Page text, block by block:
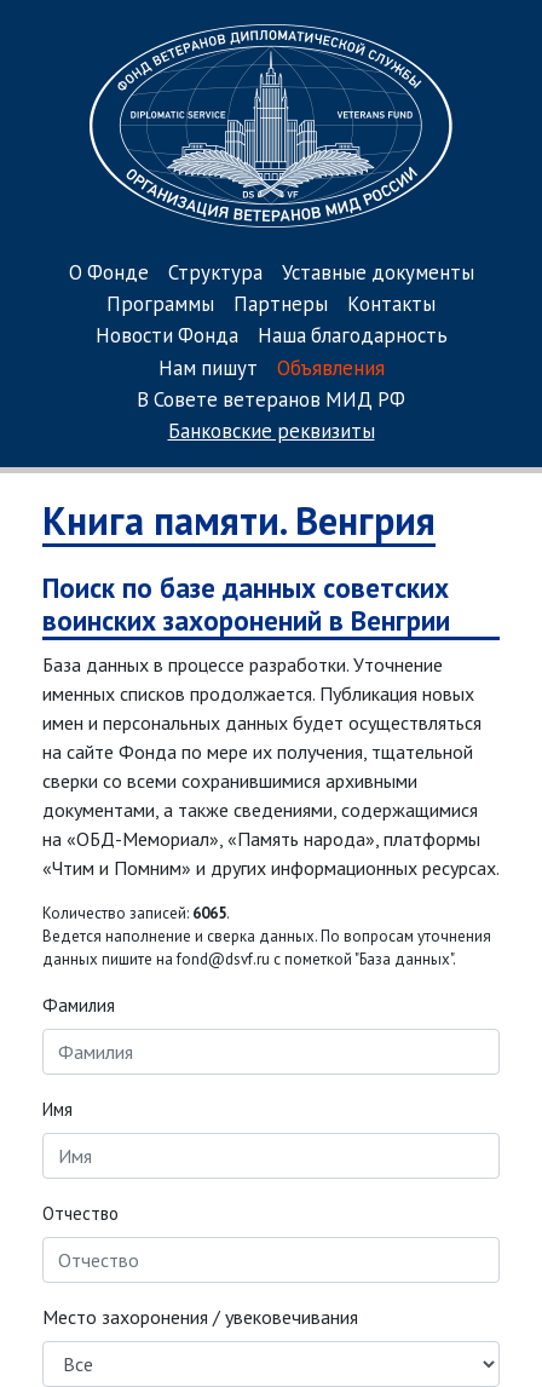
О Фонде Структура
Уставные документы
Программы
Партнеры
Контакты
Новости Фонда
Наша благодарность
Нам пишут
Объявления
В Совете ветеранов МИД РФ
Банковские реквизиты
Книга памяти. Венгрия
Поиск по базе данных советских
воинских захоронений в Венгрии
База данных в процессе разработки. Уточнение
именных списков продолжается. Публикация новых
имен и персональных данных будет осуществляться
на сайте Фонда по мере их получения, тщательной
сверки со всеми сохранившимися архивными
документами, а также сведениями, содержащимися
на «ОБД-Мемориал», «Память народа», платформы
«Чтим и Помним» и других информационных ресурсах.
Количество записей: 6065.
Ведется наполнение и сверка данных. По вопросам уточнения
данных пишите на fond@dsvf.ru с пометкой "База данных".
Фамилия
Имя
Отчество
Место захоронения / увековечивания